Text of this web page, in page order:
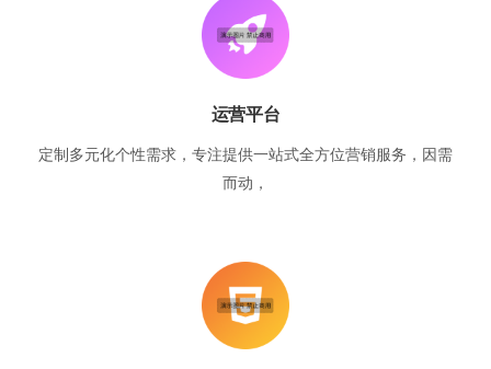
运营平台
定制多元化个性需求，专注提供一站式全方位营销服务，因需
而动，